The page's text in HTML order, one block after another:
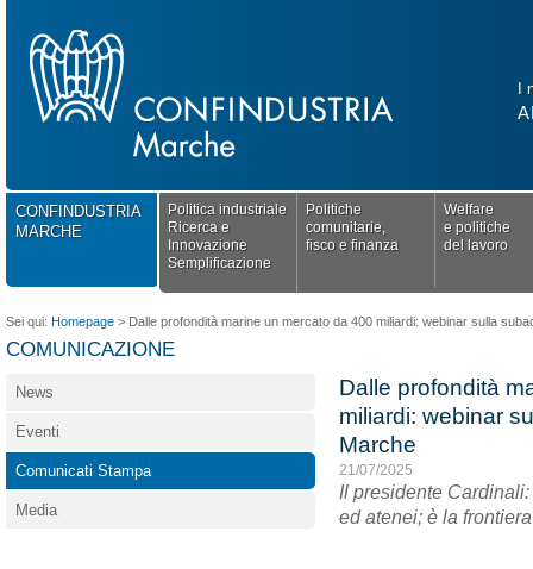
CONFINDUSTRIA
MARCHE
Politica industriale
Ricerca e
Innovazione
Semplificazione
Politiche
comunitarie,
fisco e finanza
Welfare
e politiche
del lavoro
Sei qui: Homepage > Dalle profondità marine un mercato da 400 miliardi: webinar sulla
COMUNICAZIONE
Dalle profondità
miliardi: webinar
Marche
21/07/2025
Il presidente
ed atenei; è la
News
Eventi
Comunicati Stampa
Media